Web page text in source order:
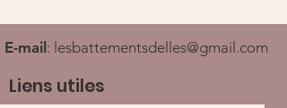
E-mail : lesbattementsdelles@gmail.com
Liens utiles